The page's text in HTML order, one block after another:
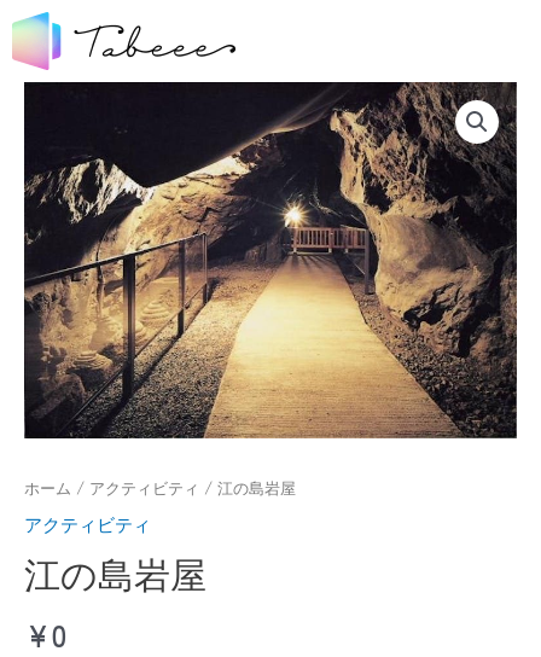
ホーム / アクティビティ / 江の島岩屋
アクティビティ
江の島岩屋
¥0